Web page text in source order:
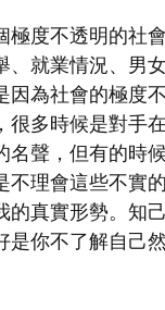
極度不透明的社
、就業情況、男
為社會的極度
很多時候是對手
名聲，但有的時
不理會這些不實
的真實形勢。知
是你不了解自己